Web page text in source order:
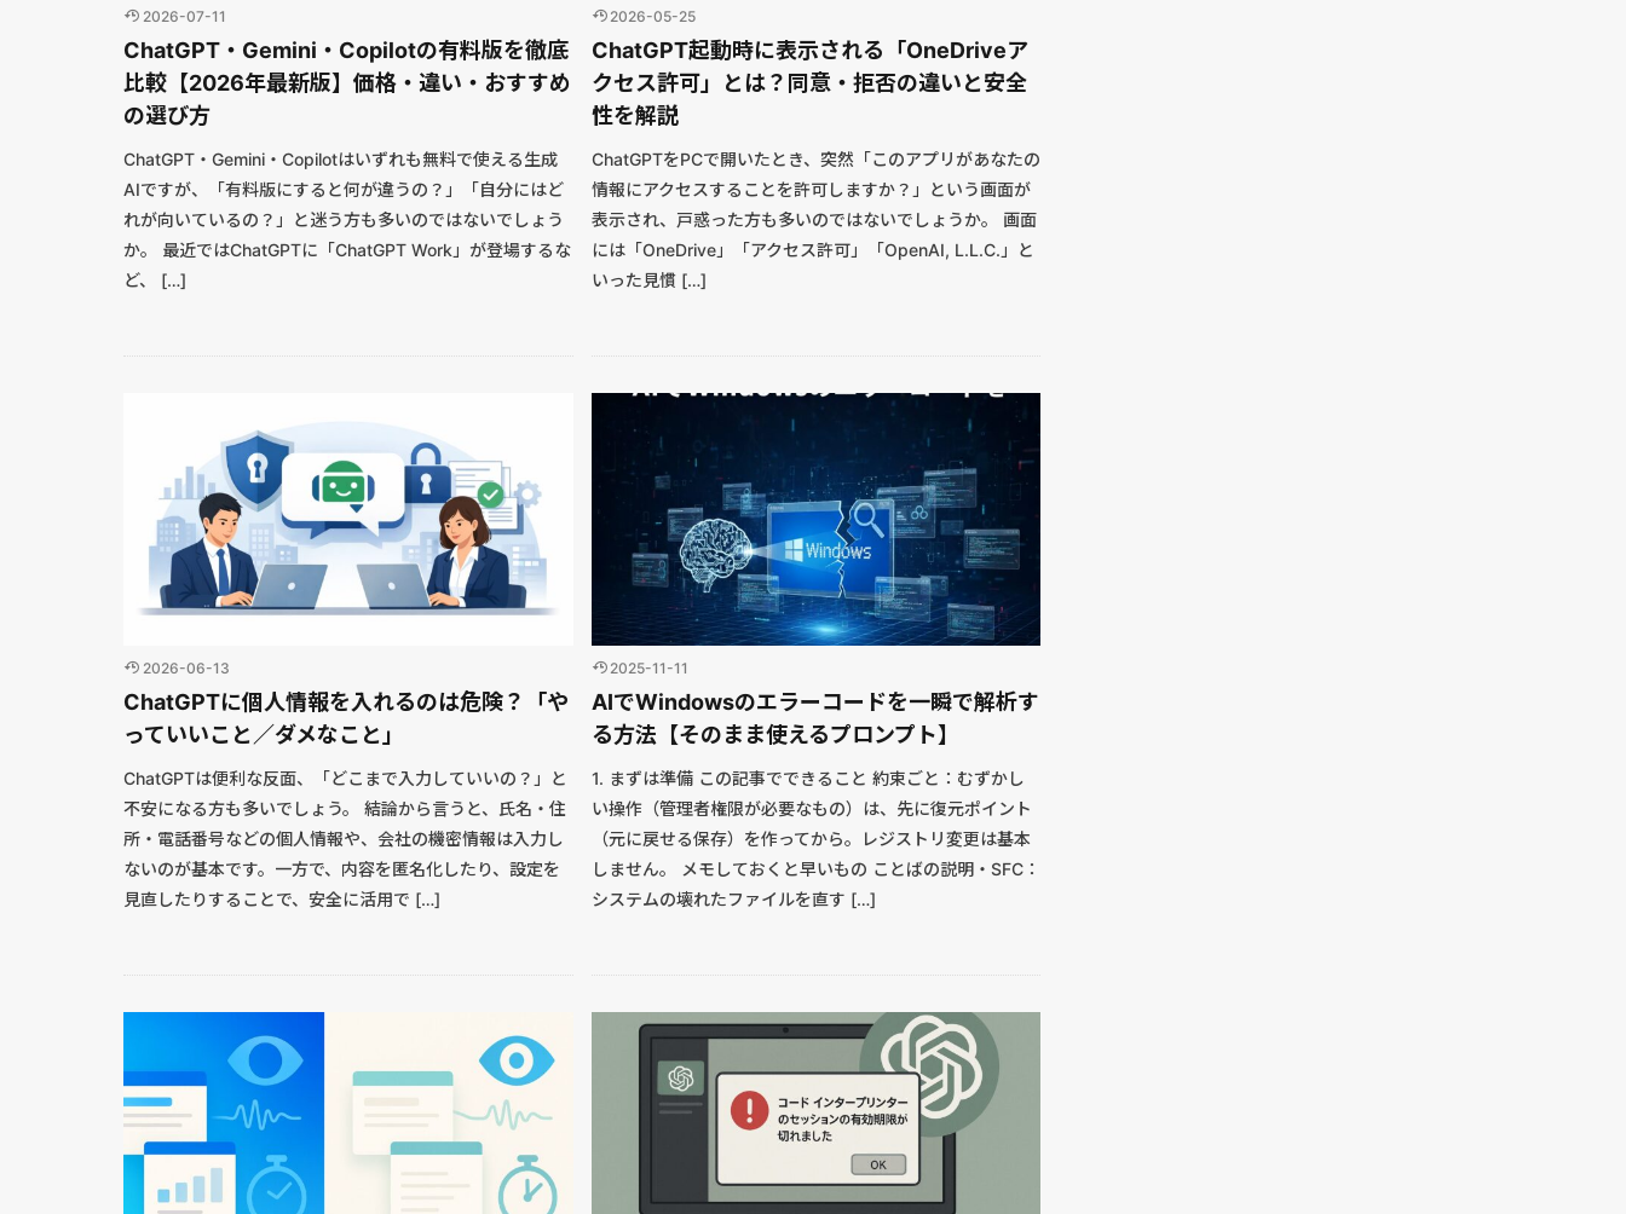
2026-07-11
ChatGPT・Gemini・Copilotの有料版を徹底
比較【2026年最新版】価格・違い・おすすめ
の選び方
ChatGPT・Gemini・Copilotはいずれも無料で使える生成
AIですが、「有料版にすると何が違うの？」「自分にはど
れが向いているの？」と迷う方も多いのではないでしょう
か。 最近ではChatGPTに「ChatGPT Work」が登場するな
ど、 […]
2026-05-25
ChatGPT起動時に表示される「OneDriveア
クセス許可」とは？同意・拒否の違いと安全
性を解説
ChatGPTをPCで開いたとき、突然「このアプリがあなたの
情報にアクセスすることを許可しますか？」という画面が
表示され、戸惑った方も多いのではないでしょうか。 画面
には「OneDrive」「アクセス許可」「OpenAI, L.L.C.」と
いった見慣 […]
2026-06-13
ChatGPTに個人情報を入れるのは危険？「や
っていいこと／ダメなこと」
ChatGPTは便利な反面、「どこまで入力していいの？」と
不安になる方も多いでしょう。 結論から言うと、氏名・住
所・電話番号などの個人情報や、会社の機密情報は入力し
ないのが基本です。一方で、内容を匿名化したり、設定を
見直したりすることで、安全に活用で […]
2025-11-11
AIでWindowsのエラーコードを一瞬で解析す
る方法【そのまま使えるプロンプト】
1. まずは準備 この記事でできること 約束ごと：むずかし
い操作（管理者権限が必要なもの）は、先に復元ポイント
（元に戻せる保存）を作ってから。レジストリ変更は基本
しません。 メモしておくと早いもの ことばの説明・SFC：
システムの壊れたファイルを直す […]